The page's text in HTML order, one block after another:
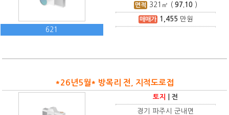
621
면적 321 ㎡ (97.10 )
매매가 1,455 만원
*26년5월* 방목리 전, 지적도로접
토지 |전
경기 파주시 군내면